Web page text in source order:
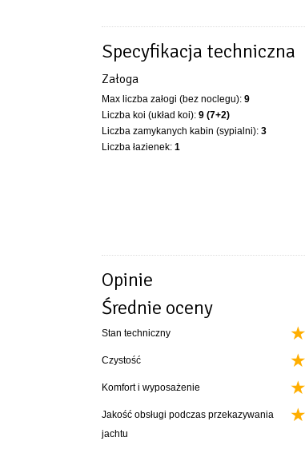
Specyfikacja techniczna
Załoga
Max liczba załogi (bez noclegu): 9
Liczba koi (układ koi): 9 (7+2)
Liczba zamykanych kabin (sypialni): 3
Liczba łazienek: 1
Opinie
Średnie oceny
Stan techniczny
Czystość
Komfort i wyposażenie
Jakość obsługi podczas przekazywania
jachtu